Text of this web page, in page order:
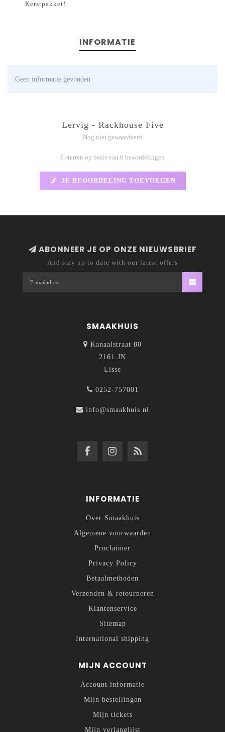
Kerstpakket!
INFORMATIE
Geen informatie gevonden
Lervig - Rackhouse Five
Nog niet gewaardeerd
0 sterren op basis van 0 beoordelingen
JE BEOORDELING TOEVOEGEN
ABONNEER JE OP ONZE NIEUWSBRIEF
And stay up to date with our latest offers
SMAAKHUIS
Kanaalstraat 80
2161 JN
Lisse
0252-757001
info@smaakhuis.nl
INFORMATIE
Over Smaakhuis
Algemene voorwaarden
Proclaimer
Privacy Policy
Betaalmethoden
Verzenden & retourneren
Klantenservice
Sitemap
International shipping
MIJN ACCOUNT
Account informatie
Mijn bestellingen
Mijn tickets
Mijn verlanglijst